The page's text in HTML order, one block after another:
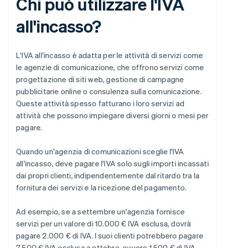
all'incasso?
L'IVA all'incasso è adatta per le attività di servizi come
le agenzie di comunicazione, che offrono servizi come
progettazione di siti web, gestione di campagne
pubblicitarie online o consulenza sulla comunicazione.
Queste attività spesso fatturano i loro servizi ad
attività che possono impiegare diversi giorni o mesi per
pagare.
Quando un'agenzia di comunicazioni sceglie l'IVA
all'incasso, deve pagare l'IVA solo sugli importi incassati
dai propri clienti, indipendentemente dal ritardo tra la
fornitura dei servizi e la ricezione del pagamento.
Ad esempio, se a settembre un'agenzia fornisce
servizi per un valore di 10.000 € IVA esclusa, dovrà
pagare 2.000 € di IVA. I suoi clienti potrebbero pagare